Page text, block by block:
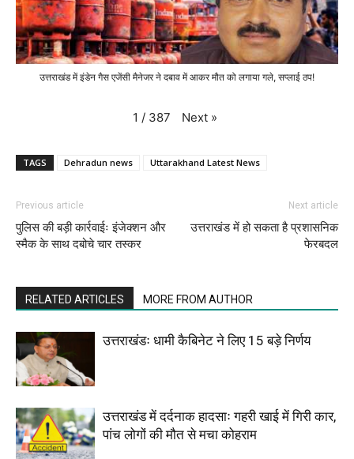
उत्तराखंड में इंडेन गैस एजेंसी मैनेजर ने दबाव में आकर मौत को लगाया गले, सप्लाई ठप!
1 / 387 Next »
TAGS Dehradun news Uttarakhand Latest News
Previous article
पुलिस की बड़ी कार्रवाईः इंजेक्शन और
स्मैक के साथ दबोचे चार तस्कर
Next article
उत्तराखंड में हो सकता है प्रशासनिक
फेरबदल
RELATED ARTICLES MORE FROM AUTHOR
उत्तराखंडः धामी कैबिनेट ने लिए 15 बड़े निर्णय
उत्तराखंड में दर्दनाक हादसाः गहरी खाई में गिरी कार,
पांच लोगों की मौत से मचा कोहराम